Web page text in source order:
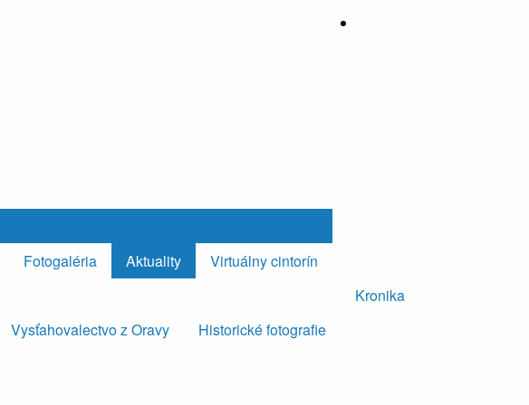
Fotogaléria Aktuality
Virtuálny cintorín
Vysťahovalectvo z Oravy Historické fotografie
Kronika